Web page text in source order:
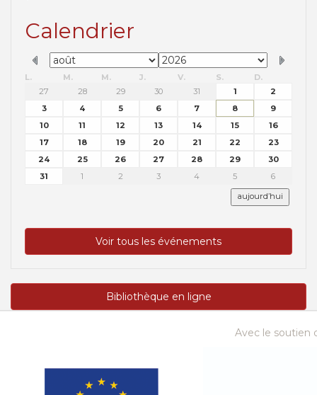
Calendrier
L. M. M. J. V. S.
D.
27
28 29 30 31 1
2
3
4 5 6 7 8
9
10
11 12 13 14 15
16
17
18 19 20 21 22
23
24
25 26 27 28 29
30
31
1 2 3 4 5 6
aujourd’hui
Voir tous les événements
Bibliothèque en ligne
Avec le soutien